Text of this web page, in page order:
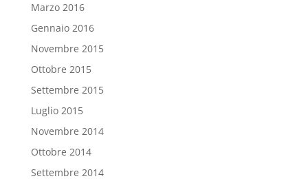
Marzo 2016
Gennaio 2016
Novembre 2015
Ottobre 2015
Settembre 2015
Luglio 2015
Novembre 2014
Ottobre 2014
Settembre 2014